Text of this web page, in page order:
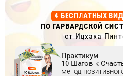
4 БЕСПЛАТНЫХ
ПО ГАРВАРДСКОЙ
от Ицхака
Практикум
10 Шагов к
метод